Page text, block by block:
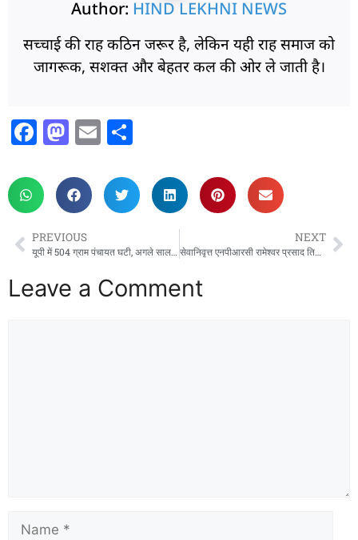
Author: HIND LEKHNI NEWS
सच्चाई की राह कठिन जरूर है, लेकिन यही राह समाज को
जागरूक, सशक्त और बेहतर कल की ओर ले जाती है।
F
c
e
b
o
o
M
st
o
d
o
n
E
ai
l
ar
e
PREVIOUS
यूपी में 504 ग्राम पंचायत घटी, अगले साल अप्रैल में चुनाव कराने की तैयारियांं शुरू
NEXT
सेवानिवृत्त एनपीआरसी रामेश्वर प्रसाद तिवारी का निधन, क्षेत्र में शोक की लहर
Leave a Comment